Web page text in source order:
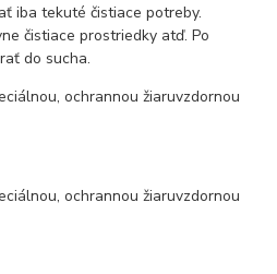
iba tekuté čistiace potreby.
čistiace prostriedky atď. Po
do sucha.